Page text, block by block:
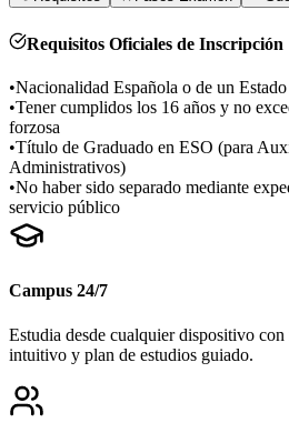
Requisitos Oficiales de Inscripción
•Nacionalidad Española o de un
•Tener cumplidos los 16 años y no
forzosa
•Título de Graduado en ESO (para
Administrativos)
•No haber sido separado mediante
servicio público
Campus 24/7
Estudia desde cualquier dispositivo
intuitivo y plan de estudios guiado.